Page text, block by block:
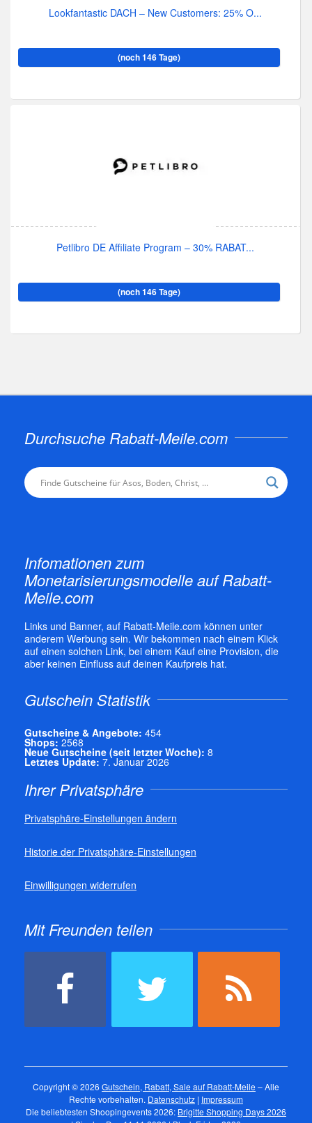
Lookfantastic DACH – New Customers: 25% O...
(noch 146 Tage)
Petlibro DE Affiliate Program – 30% RABAT...
(noch 146 Tage)
Durchsuche Rabatt-Meile.com
Infomationen zum
Monetarisierungsmodelle auf Rabatt-
Meile.com
Links und Banner, auf Rabatt-Meile.com können unter
anderem Werbung sein. Wir bekommen nach einem Klick
auf einen solchen Link, bei einem Kauf eine Provision, die
aber keinen Einfluss auf deinen Kaufpreis hat.
Gutschein Statistik
Gutscheine & Angebote: 454
Shops: 2568
Neue Gutscheine (seit letzter Woche): 8
Letztes Update: 7. Januar 2026
Ihrer Privatsphäre
Privatsphäre-Einstellungen ändern
Historie der Privatsphäre-Einstellungen
Einwilligungen widerrufen
Mit Freunden teilen
Copyright © 2026 Gutschein, Rabatt, Sale auf Rabatt-Meile – Alle
Rechte vorbehalten. Datenschutz | Impressum
Die beliebtesten Shoopingevents 2026: Brigitte Shopping Days 2026